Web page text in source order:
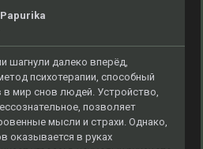
Papurika
шагнули далеко вперёд,
психотерапии, способный
в мир снов людей. Устройство,
позволяет
мысли и страхи. Однако,
оказывается в руках